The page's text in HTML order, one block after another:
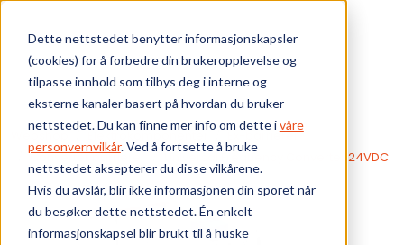
Dette nettstedet benytter informasjonskapsler
(cookies) for å forbedre din brukeropplevelse og
tilpasse innhold som tilbys deg i interne og
eksterne kanaler basert på hvordan du bruker
nettstedet. Du kan finne mer info om dette ivåre
personvernvilkår. Ved å fortsette å bruke
nettstedet aksepterer du disse vilkårene.
Hvis du avslår, blir ikke informasjonen din sporet når
du besøker dette nettstedet. Én enkelt
informasjonskapsel blir brukt til å huske
Skip to main content
Webshop Elektrokomponenter
Ex-barrierer
Converter barrierer
Universal Frequency Converter 24VDC
Bærekraft
Vi tilbyr
Ressurser
Om oss